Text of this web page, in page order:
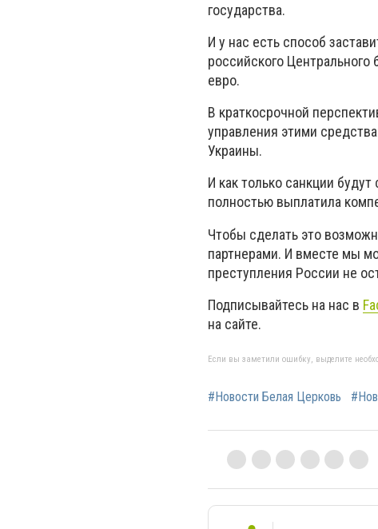
государства.
И у нас есть способ
российского
евро.
В краткосрочной
управления этими
Украины.
И как только санкции
полностью выплатила
Чтобы сделать это
партнерами. И вместе мы
преступления России не
Подписывайтесь на нас в
на сайте.
Если вы заметили ошибку, выделите
#Новости Белая Церковь